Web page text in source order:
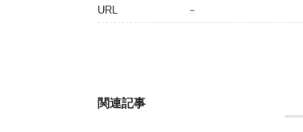
URL －
関連記事